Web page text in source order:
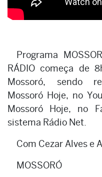
Programa
RÁDIO começa de
Mossoró, sendo
Mossoró Hoje, no
Mossoró Hoje, no
sistema Rádio Net.
Com Cezar Alves e
MOSSORÓ